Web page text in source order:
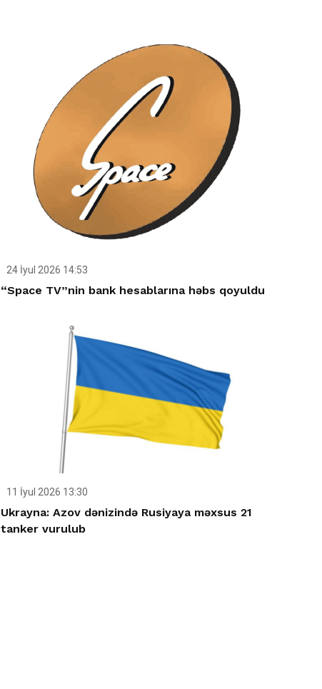
24 İyul 2026 14:53
“Space TV”nin bank hesablarına həbs qoyuldu
11 İyul 2026 13:30
Ukrayna: Azov dənizində Rusiyaya məxsus 21
tanker vurulub